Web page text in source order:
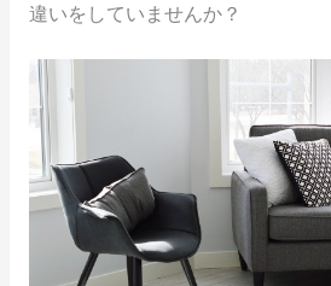
違いをしていませんか？